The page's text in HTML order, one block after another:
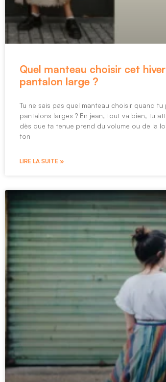
Quel manteau choisir cet
pantalon large ?
Tu ne sais pas quel manteau choisir quand
pantalons larges ? En jean, tout va bien, tu
dès que ta tenue prend du volume ou de la
ton
LIRE LA SUITE »